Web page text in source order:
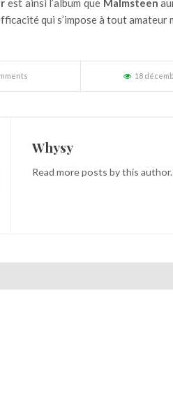
est ainsi l’album que Malmsteen
qui s’impose à tout
18
Whysy
Read more posts by this author.